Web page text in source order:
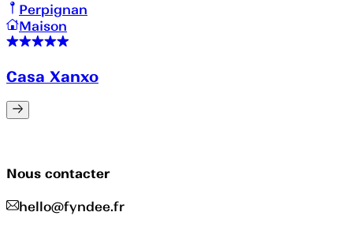
Perpignan
Maison
Casa Xanxo
Nous contacter
hello@fyndee.fr